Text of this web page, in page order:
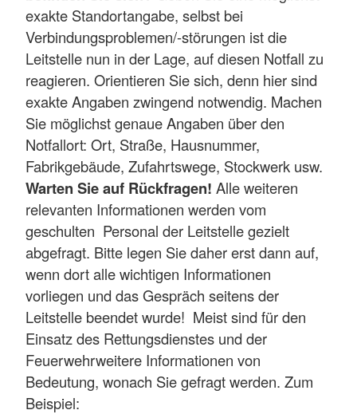
exakte Standortangabe, selbst bei
Verbindungsproblemen/-störungen ist die
Leitstelle nun in der Lage, auf diesen Notfall zu
reagieren. Orientieren Sie sich, denn hier sind
exakte Angaben zwingend notwendig. Machen
Sie möglichst genaue Angaben über den
Notfallort: Ort, Straße, Hausnummer,
Fabrikgebäude, Zufahrtswege, Stockwerk usw.
Warten Sie auf Rückfragen! Alle weiteren
relevanten Informationen werden vom
geschulten Personal der Leitstelle gezielt
abgefragt. Bitte legen Sie daher erst dann auf,
wenn dort alle wichtigen Informationen
vorliegen und das Gespräch seitens der
Leitstelle beendet wurde! Meist sind für den
Einsatz des Rettungsdienstes und der
Feuerwehrweitere Informationen von
Bedeutung, wonach Sie gefragt werden. Zum
Beispiel: